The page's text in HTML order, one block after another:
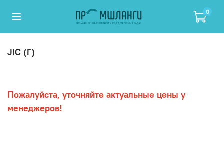
0
JIC (Г)
Пожалуйста, уточняйте актуальные цены у
менеджеров!